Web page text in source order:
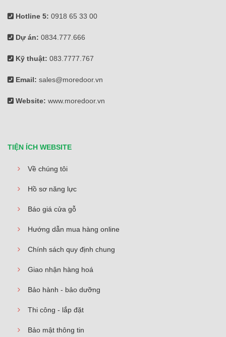
Hotline 5: 0918 65 33 00
Dự án: 0834.777.666
Kỹ thuật: 083.7777.767
Email: sales@moredoor.vn
Website: www.moredoor.vn
TIỆN ÍCH WEBSITE
Về chúng tôi
Hồ sơ năng lực
Báo giá cửa gỗ
Hướng dẫn mua hàng online
Chính sách quy định chung
Giao nhận hàng hoá
Bảo hành - bảo dưỡng
Thi công - lắp đặt
Bảo mật thông tin